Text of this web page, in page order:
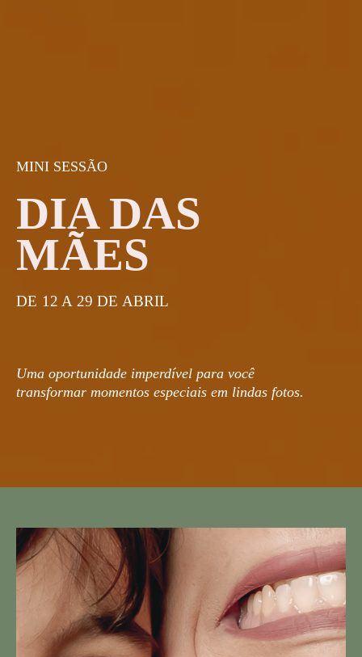
MINI SESSÃO
DIA DAS
MÃES
DE 12 A 29 DE ABRIL
Uma oportunidade imperdível para você
transformar momentos especiais em lindas fotos.